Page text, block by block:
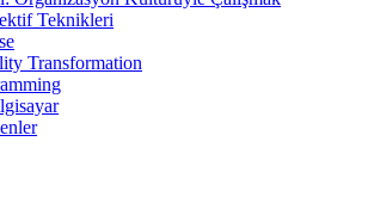
Teknikleri
Transformation